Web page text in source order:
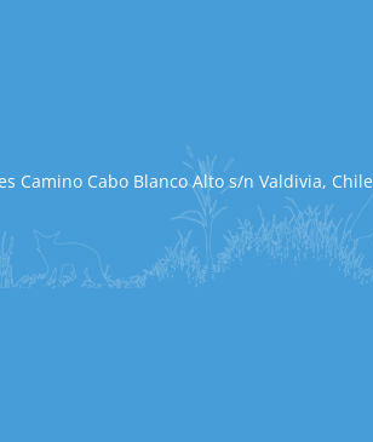
Camino Cabo Blanco Alto s/n Valdivia, Chile